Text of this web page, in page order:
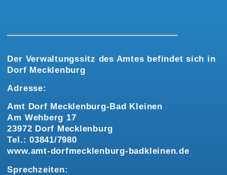
Der Verwaltungssitz des Amtes befindet sich in
Dorf Mecklenburg
Adresse:
Amt Dorf Mecklenburg-Bad Kleinen
Am Wehberg 17
23972 Dorf Mecklenburg
Tel.: 03841/7980
www.amt-dorfmecklenburg-badkleinen.de
Sprechzeiten: